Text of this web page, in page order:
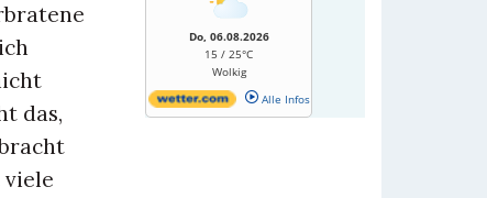
das,
viele
Do, 06.08.2026
15 / 25°C
Wolkig
Alle Infos